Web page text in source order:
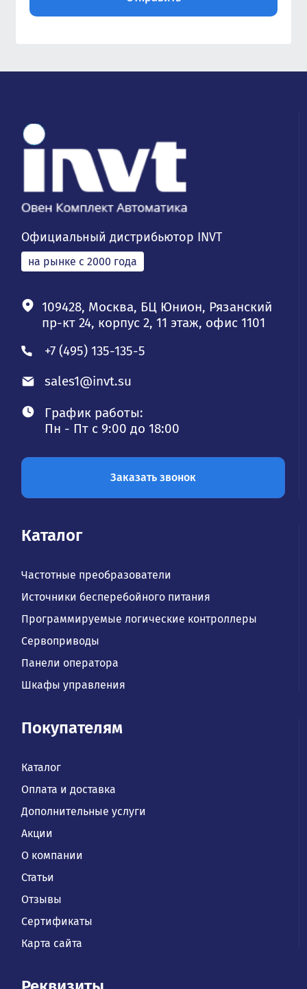
Официальный дистрибьютор INVT
на рынке с 2000 года
109428, Москва, БЦ Юнион, Рязанский
пр-кт 24, корпус 2, 11 этаж, офис 1101
+7 (495) 135-135-5
sales1@invt.su
График работы:
Пн - Пт с 9:00 до 18:00
Заказать звонок
Каталог
Частотные преобразователи
Источники бесперебойного питания
Программируемые логические контроллеры
Сервоприводы
Панели оператора
Шкафы управления
Покупателям
Каталог
Оплата и доставка
Дополнительные услуги
Акции
О компании
Статьи
Отзывы
Сертификаты
Карта сайта